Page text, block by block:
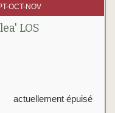
OCT-NOV
LOS
actuellement épuisé